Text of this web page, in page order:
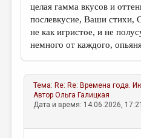
целая гамма вкусов и
послевкусие, Ваши стихи,
не как игристое, и не
немного от каждого,
Тема: Re: Re: Времена года.
АвторОльга Галицкая
Дата и время: 14.06.2026,